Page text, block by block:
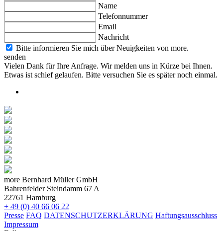
Name
Telefonnummer
Email
Nachricht
Bitte informieren Sie mich über Neuigkeiten von more.
senden
Vielen Dank für Ihre Anfrage. Wir melden uns in Kürze bei Ihnen.
Etwas ist schief gelaufen. Bitte versuchen Sie es später noch einmal.
more Bernhard Müller GmbH
Bahrenfelder Steindamm 67 A
22761 Hamburg
+ 49 (0) 40 66 06 22
Presse FAQ DATENSCHUTZERKLÄRUNG Haftungsausschluss
Impressum